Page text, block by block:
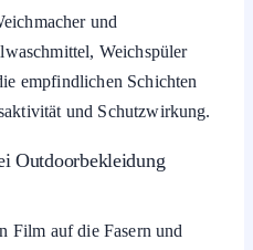
und
Weichspüler
empfindlichen Schichten
und Schutzwirkung.
Outdoorbekleidung
Film auf die Fasern und